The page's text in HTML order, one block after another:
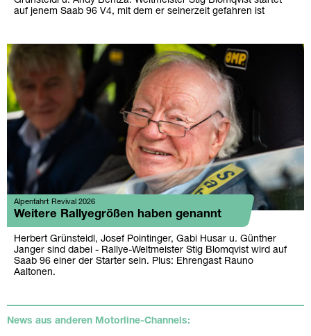
auf jenem Saab 96 V4, mit dem er seinerzeit gefahren ist
Alpenfahrt Revival 2026
Weitere Rallyegrößen haben genannt
Herbert Grünsteidl, Josef Pointinger, Gabi Husar u. Günther
Janger sind dabei - Rallye-Weltmeister Stig Blomqvist wird auf
Saab 96 einer der Starter sein. Plus: Ehrengast Rauno
Aaltonen.
News aus anderen Motorline-Channels: